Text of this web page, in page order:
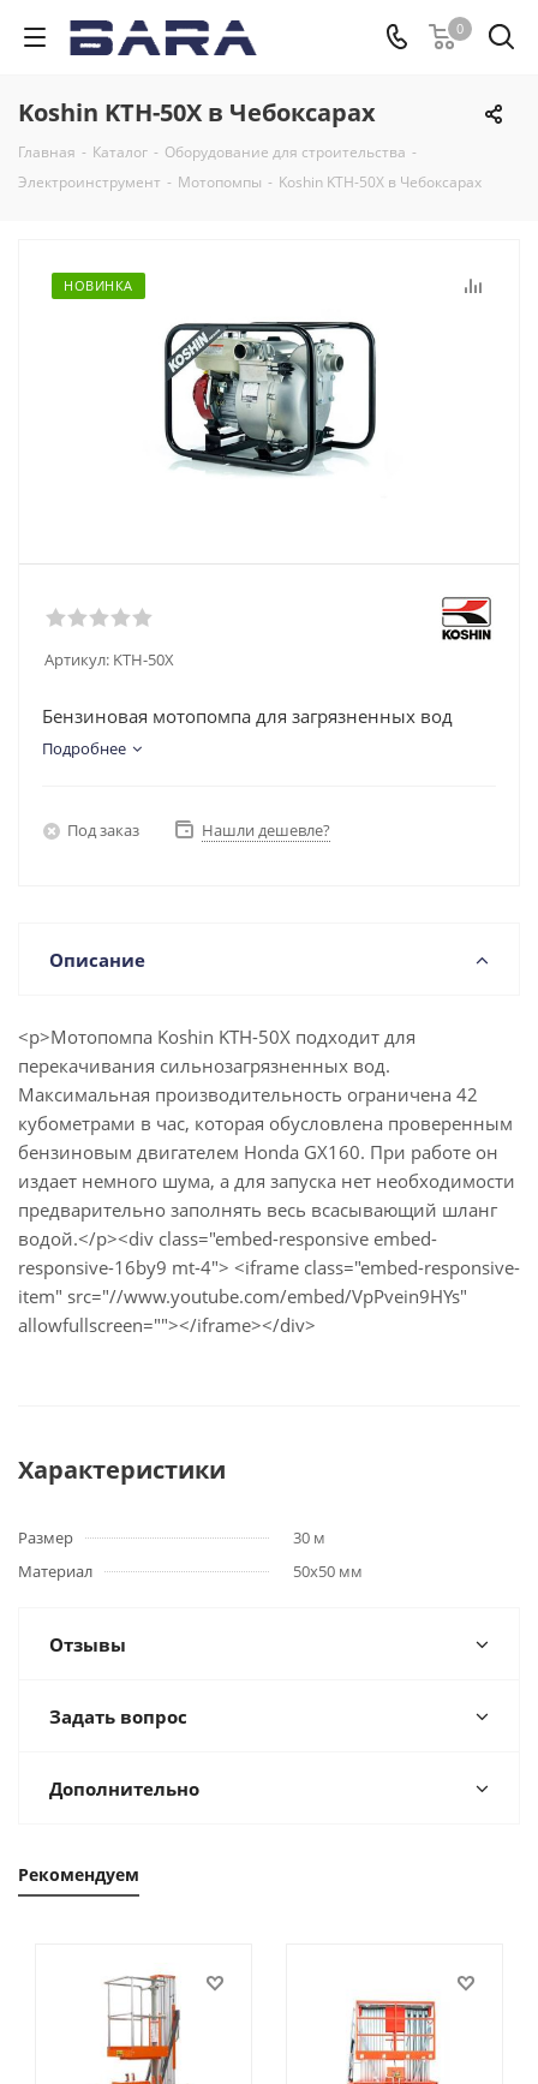
0
Koshin KTH-50X в Чебоксарах
Главная - Каталог - Оборудование для строительства -
Электроинструмент - Мотопомпы - Koshin KTH-50X в Чебоксарах
НОВИНКА
Артикул: KTH-50X
Бензиновая мотопомпа для загрязненных вод
Подробнее
Под заказ Нашли дешевле?
Описание
<p>Мотопомпа Koshin KTH-50X подходит для
перекачивания сильнозагрязненных вод.
Максимальная производительность ограничена 42
кубометрами в час, которая обусловлена проверенным
бензиновым двигателем Honda GX160. При работе он
издает немного шума, а для запуска нет необходимости
предварительно заполнять весь всасывающий шланг
водой.</p><div class="embed-responsive embed-
responsive-16by9 mt-4"> <iframe class="embed-responsive-
item" src="//www.youtube.com/embed/VpPvein9HYs"
allowfullscreen=""></iframe></div>
Характеристики
Размер
30 м
Материал
50x50 мм
Отзывы
Задать вопрос
Дополнительно
Рекомендуем